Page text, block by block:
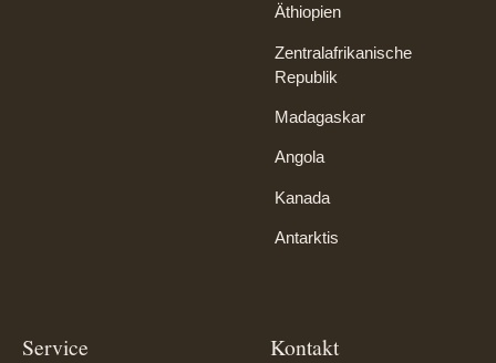
Äthiopien
Zentralafrikanische
Republik
Madagaskar
Angola
Kanada
Antarktis
Service Kontakt